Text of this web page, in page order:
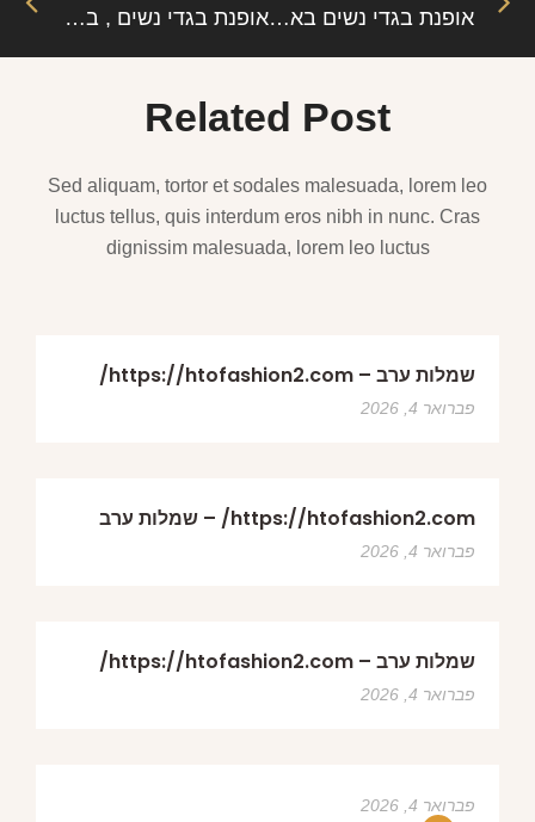
אופנת בגדי נשים בארץ ובעולם כמה האופנה משפיעה על נשים ונערות צעירות וכמה שהאופנה מצילה חיים ולעומת זאת האופנה יכולה להיות קשה מאחר והיא לא קיימת במדינות מסויימות בעולם , הידעתן שייש מדינות שבהן חופש הביטוי הוא מוגבל ואף לא קיים ? אופנת בגדי נשים , בגדי נשים מושלמים בארון שלך חשוב לסדר את הארון מיד יפעם כל שנה כמעט כדי לוודא שאת נשארת באופנה ולא נשארת מאחור את צריכה לפנות בגדים ישנים ולהיפטר מהם כדי להישאר באופנה ולהיראות גזעית ויפה אל תשכחי שהאופנה
Related Post
Sed aliquam, tortor et sodales malesuada, lorem leo
luctus tellus, quis interdum eros nibh in nunc. Cras
dignissim malesuada, lorem leo luctus
שמלות ערב – https://htofashion2.com/
פברואר 4, 2026
https://htofashion2.com/ – שמלות ערב
פברואר 4, 2026
שמלות ערב – https://htofashion2.com/
פברואר 4, 2026
פברואר 4, 2026